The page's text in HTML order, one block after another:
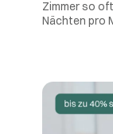
Zimmer so
Nächten pro